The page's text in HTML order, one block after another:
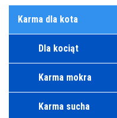
Karma dla kota
Dla kociąt
Karma mokra
Karma sucha